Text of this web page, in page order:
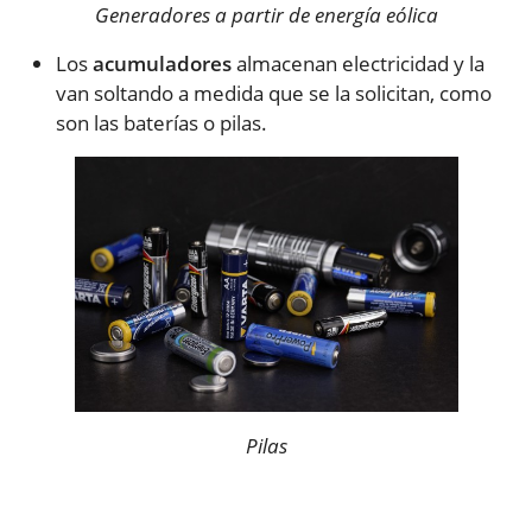
Generadores a partir de energía eólica
Losacumuladoresalmacenan electricidad y la
van soltando a medida que se la solicitan, como
son las baterías o pilas.
Pilas